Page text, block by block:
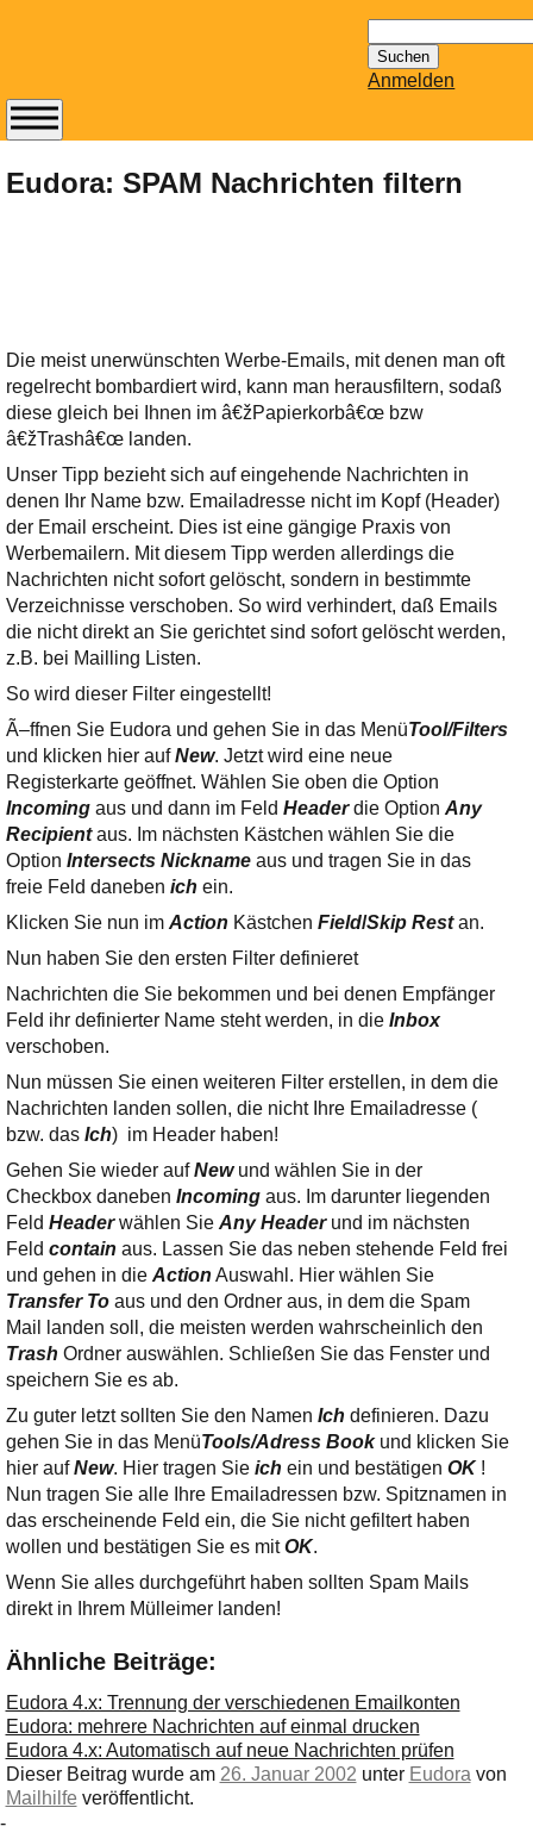
nach:
Anmelden
Eudora: SPAM Nachrichten filtern
Die meist unerwünschten Werbe-Emails, mit denen man oft
regelrecht bombardiert wird, kann man herausfiltern, sodaß
diese gleich bei Ihnen im â€žPapierkorbâ€œ bzw
â€žTrashâ€œ landen.
Unser Tipp bezieht sich auf eingehende Nachrichten in
denen Ihr Name bzw. Emailadresse nicht im Kopf (Header)
der Email erscheint. Dies ist eine gängige Praxis von
Werbemailern. Mit diesem Tipp werden allerdings die
Nachrichten nicht sofort gelöscht, sondern in bestimmte
Verzeichnisse verschoben. So wird verhindert, daß Emails
die nicht direkt an Sie gerichtet sind sofort gelöscht werden,
z.B. bei Mailling Listen.
So wird dieser Filter eingestellt!
Ã–ffnen Sie Eudora und gehen Sie in das MenüTool/Filters
und klicken hier aufNew. Jetzt wird eine neue
Registerkarte geöffnet. Wählen Sie oben die Option
Incomingaus und dann im Feld Header die Option Any
Recipientaus. Im nächsten Kästchen wählen Sie die
Option Intersects Nickname aus und tragen Sie in das
freie Feld daneben ich ein.
Klicken Sie nun im Action Kästchen Field/Skip Restan.
Nun haben Sie den ersten Filter definieret
Nachrichten die Sie bekommen und bei denen Empfänger
Feld ihr definierter Name steht werden, in die Inbox
verschoben.
Nun müssen Sie einen weiteren Filter erstellen, in dem die
Nachrichten landen sollen, die nicht Ihre Emailadresse (
bzw. das Ich) im Header haben!
Gehen Sie wieder aufNewund wählen Sie in der
Checkbox daneben Incomingaus. Im darunter liegenden
Feld Headerwählen Sie Any Headerund im nächsten
Feld contain aus. Lassen Sie das neben stehende Feld frei
und gehen in die Action Auswahl. Hier wählen Sie
Transfer Toaus und den Ordner aus, in dem die Spam
Mail landen soll, die meisten werden wahrscheinlich den
Trash Ordner auswählen. Schließen Sie das Fenster und
speichern Sie es ab.
Zu guter letzt sollten Sie den Namen Ich definieren. Dazu
gehen Sie in das MenüTools/Adress Bookund klicken Sie
hier aufNew. Hier tragen Sie ich ein und bestätigen OK !
Nun tragen Sie alle Ihre Emailadressen bzw. Spitznamen in
das erscheinende Feld ein, die Sie nicht gefiltert haben
wollen und bestätigen Sie es mitOK.
Wenn Sie alles durchgeführt haben sollten Spam Mails
direkt in Ihrem Mülleimer landen!
Ähnliche Beiträge:
Eudora 4.x: Trennung der verschiedenen Emailkonten
Eudora: mehrere Nachrichten auf einmal drucken
Eudora 4.x: Automatisch auf neue Nachrichten prüfen
Dieser Beitrag wurde am 26. Januar 2002 unter Eudora von
Mailhilfe veröffentlicht.
-
Abonnieren Sie den
14-tägig
Email für Sie
bereithält!
Wie z.B. Outlook,
GMail, Thunderbird
oder auch
KuNoMail, usw.
Ihre E-Mail
Adresse:
E-Mail
E-Mail bestätigen